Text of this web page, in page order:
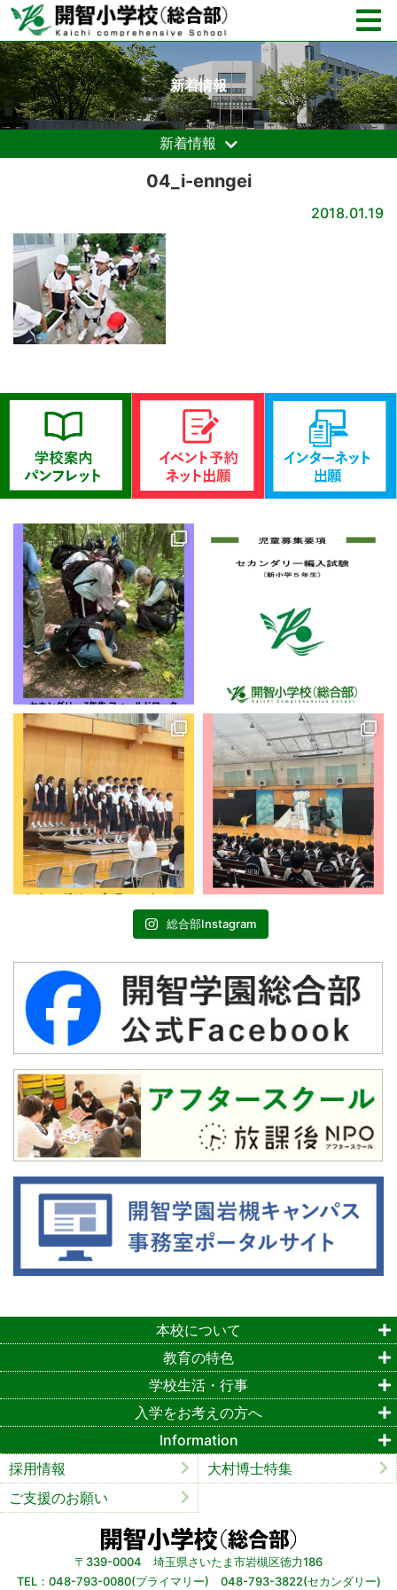
新着情報
新着情報
04_i-enngei
2018.01.19
総合部Instagram
〒339-0004 埼玉県さいたま市岩槻区徳力186
TEL：048-793-0080(プライマリー) 048-793-3822(セカンダリー)
本校について
教育の特色
学校生活・行事
入学をお考えの方へ
Information
採用情報
大村博士特集
ご支援のお願い